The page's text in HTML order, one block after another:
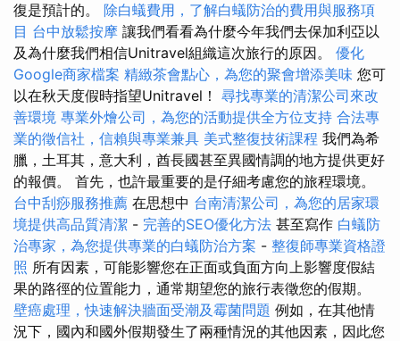
復是預計的。 除白蟻費用，了解白蟻防治的費用與服務項
目 台中放鬆按摩 讓我們看看為什麼今年我們去保加利亞以
及為什麼我們相信Unitravel組織這次旅行的原因。 優化
Google商家檔案 精緻茶會點心，為您的聚會增添美味 您可
以在秋天度假時指望Unitravel！ 尋找專業的清潔公司來改
善環境 專業外燴公司，為您的活動提供全方位支持 合法專
業的徵信社，信賴與專業兼具 美式整復技術課程 我們為希
臘，土耳其，意大利，酋長國甚至異國情調的地方提供更好
的報價。 首先，也許最重要的是仔細考慮您的旅程環境。
台中刮痧服務推薦 在思想中 台南清潔公司，為您的居家環
境提供高品質清潔 - 完善的SEO優化方法 甚至寫作 白蟻防
治專家，為您提供專業的白蟻防治方案 - 整復師專業資格證
照 所有因素，可能影響您在正面或負面方向上影響度假結
果的路徑的位置能力，通常期望您的旅行表徵您的假期。
壁癌處理，快速解決牆面受潮及霉菌問題 例如，在其他情
況下，國內和國外假期發生了兩種情況的其他因素，因此您